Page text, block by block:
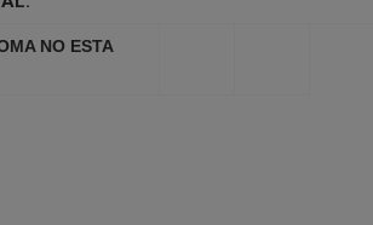
NO ESTA